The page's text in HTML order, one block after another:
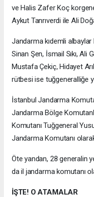
ve Halis Zafer Koç
Aykut Tanrıverdi ile Ali
Jandarma kıdemli
Sinan Şen, İsmail Sıkı, Ali
Mustafa Çekiç, Hidayet
rütbesi ise tuğgeneralliğe
İstanbul Jandarma
Jandarma Bölge
Komutanı Tuğgeneral
Jandarma Komutanı
Öte yandan, 28 generalin
da il jandarma komutanı
İŞTE! O ATAMALAR